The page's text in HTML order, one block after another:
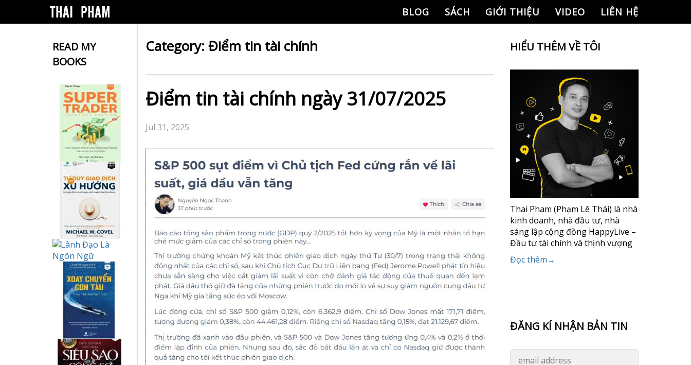
BLOG SÁCH GIỚI THIỆU VIDEO LIÊN HỆ
READ MY
BOOKS
Category: Điểm tin tài chính
Điểm tin tài chính ngày 31/07/2025
Jul 31, 2025
HIỂU THÊM VỀ TÔI
Thai Pham (Phạm Lê Thái) là nhà
kinh doanh, nhà đầu tư, nhà
sáng lập cộng đồng HappyLive –
Đầu tư tài chính và thịnh vượng
Đọc thêm→
ĐĂNG KÍ NHẬN BẢN TIN